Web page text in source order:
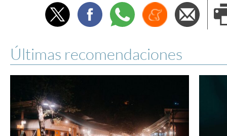
TwitterFacebookWhatsappMenéame
Últimas recomendaciones